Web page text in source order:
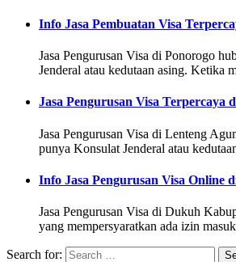
Info Jasa Pembuatan Visa
Jasa Pengurusan Visa di Ponorogo
Jenderal atau kedutaan asing. Ketika
Jasa Pengurusan Visa Terpercaya
Jasa Pengurusan Visa di Lenteng
punya Konsulat Jenderal atau
Info Jasa Pengurusan Visa Online
Jasa Pengurusan Visa di Dukuh
yang mempersyaratkan ada izin
Search for: